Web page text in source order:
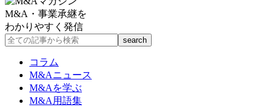
M&A・事業承継を
わかりやすく発信
コラム
M&Aニュース
M&Aを学ぶ
M&A用語集